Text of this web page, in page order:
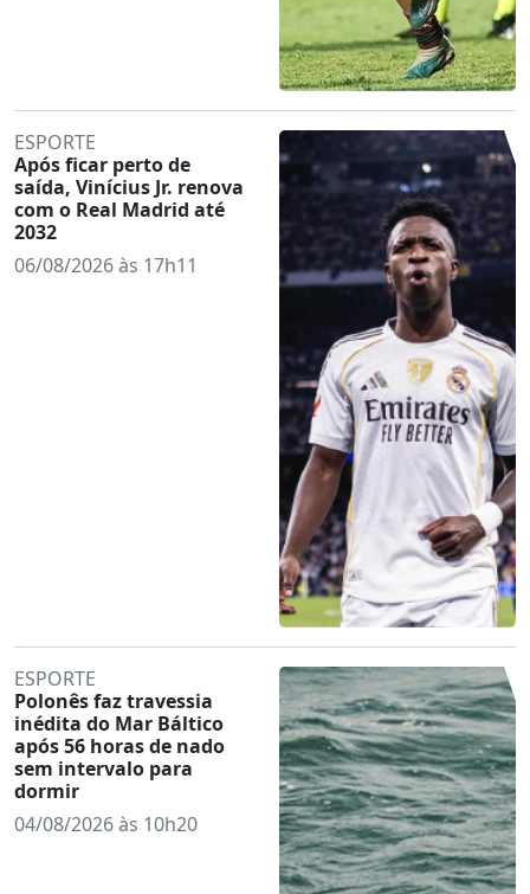
ESPORTE
Após ficar perto de
saída, Vinícius Jr. renova
com o Real Madrid até
2032
06/08/2026 às 17h11
ESPORTE
Polonês faz travessia
inédita do Mar Báltico
após 56 horas de nado
sem intervalo para
dormir
04/08/2026 às 10h20